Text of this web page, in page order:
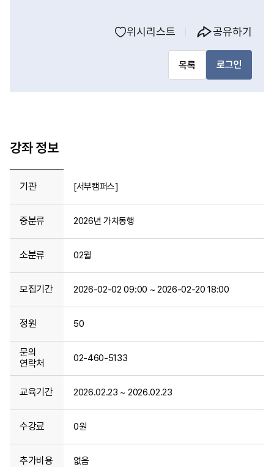
위시리스트 공유하기
목록 로그인
강좌 정보
기관 [서부캠퍼스]
중분류 2026년 가치동행
소분류 02월
모집기간 2026-02-02 09:00 ~ 2026-02-20 18:00
정원 50
문의
연락처
02-460-5133
교육기간 2026.02.23 ~ 2026.02.23
수강료 0원
추가비용 없음